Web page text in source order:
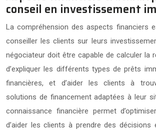
conseil en investissement
La compréhension des aspects financiers
conseiller les clients sur leurs
négociateur doit être capable de calculer la
d’expliquer les différents types de prêts
financières, et d’aider les clients à
solutions de financement adaptées à leur
connaissance financière permet
d’aider les clients à prendre des décisions